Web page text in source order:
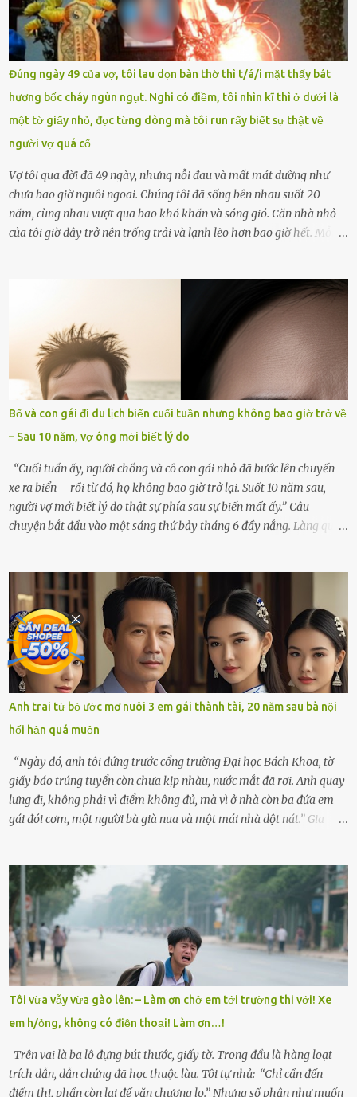
của nhà trường. Nam sinh này từng giành ngôi vô địch, mang về
vòng nguyệt quế cuộc thi tháng 1, quý I, Đường lên đỉnh Olympia
năm thứ 24. Quá trình giáo dục, học sinh Chu Ngọc Quang Vinh đã
nhận thức được nội dung bài viết của bản thân trên mạng xã hội
ngày 1.9 là chưa phù hợp nên đã chủ động gỡ bài viết và đăng bài
xin lỗi trên trang Facebook cá nhân. Chu Ngọc Quang Vinh làm việc
với cơ quan chức năng. Ảnh: Đơn vị cung...
Đúng ngày 49 của vợ, tôi lau dọn bàn thờ thì t/á/i mặt thấy bát
hương bốc cháy ngùn ngụt. Nghi có điềm, tôi nhìn kĩ thì ở dưới là
một tờ giấy nhỏ, đọc từng dòng mà tôi run rẩy biết sự thật về
người vợ quá cố
Vợ tôi qua đời đã 49 ngày, nhưng nỗi đau và mất mát dường như
chưa bao giờ nguôi ngoai. Chúng tôi đã sống bên nhau suốt 20
năm, cùng nhau vượt qua bao khó khăn và sóng gió. Căn nhà nhỏ
của tôi giờ đây trở nên trống trải và lạnh lẽo hơn bao giờ hết. Mỗi
rơi vào khoảng trống vô tận, chẳng còn muốn làm gì ngoài việc
ngồi lặng lẽ nhớ về cô ấy. Nhưng cuộc sống không cho phép tôi mãi
chìm đắm trong đau khổ. Họ hàng, bạn bè và những người thân
thiết đã đến bên, giúp tôi tổ chức tang lễ chu toàn. Và hôm nay là
ngày giỗ đầu tiên của vợ, 49 ngày sau khi cô ấy rời xa tôi mãi
mãi.Buổi sáng hôm đó, sau khi cúng cơm xong, tôi quyết định lên
sắp xếp lại bàn thờ vợ. Mọi thứ vẫn như mọi ngày, nhưng có điều gì
đó kỳ lạ mà tôi không thể giải thích được. Trong khoảnh khắc tôi
cúi xuống lau chùi bát hương, một luồng gió lạ thoáng qua, khiến
tôi giật mình. Và rồi, một chuyện kinh...
Bố và con gái đi du lịch biển cuối tuần nhưng không bao giờ trở về
– Sau 10 năm, vợ ông mới biết lý do
“Cuối tuần ấy, người chồng và cô con gái nhỏ đã bước lên chuyến
xe ra biển – rồi từ đó, họ không bao giờ trở lại. Suốt 10 năm sau,
người vợ mới biết lý do thật sự phía sau sự biến mất ấy.” Câu
chuyện bắt đầu vào một sáng thứ bảy tháng 6 đầy nắng. Làng quê
không kém. Ông Minh, vốn là một người đàn ông điềm đạm, ít nói,
hôm ấy lại đặc biệt vui vẻ. Ông chuẩn bị hành lý cho chuyến đi biển
cùng cô con gái 8 tuổi tên Thảo. “Em ở nhà nghỉ ngơi nhé, anh đưa
con đi biển hai ngày, để nó được ngắm sóng, nghịch cát. Về chắc nó
sẽ kể cho em nghe cả tuần không hết chuyện.” – Ông Minh cười
hiền, vuốt tóc vợ. Bà Hạnh nhìn chồng và con gái ríu rít chuẩn bị mà
lòng cũng rộn ràng. Bà vốn ít có dịp đi xa vì còn bận buôn bán ở chợ,
nên lần này cũng đành ở nhà. Thảo ôm chầm lấy mẹ trước khi đi:
“Con sẽ nhặt thật nhiều vỏ sò cho mẹ nhé!” Chiếc xe khách lăn
bánh rời khỏi bến...
Anh trai từ bỏ ước mơ nuôi 3 em gái thành tài, 20 năm sau bà nội
hối hận quá muộn
“Ngày đó, anh tôi đứng trước cổng trường Đại học Bách Khoa, tờ
giấy báo trúng tuyển còn chưa kịp nhàu, nước mắt đã rơi. Anh quay
lưng đi, không phải vì điểm không đủ, mà vì ở nhà còn ba đứa em
gái đói cơm, một người bà già nua và một mái nhà dột nát.” Gia
có tin tức. Mọi gánh nặng đổ dồn lên đôi vai gầy guộc của bà nội –
cụ Nguyễn Thị Đào – và cậu con trai cả là Trí, lúc đó mới chỉ 17 tuổi.
Trí là học sinh giỏi toàn huyện, học lớp 12 nhưng đã biết làm ruộng,
làm thuê, biết đi cày thuê từ 4h sáng rồi lại tất tả về đi học. Người
trong làng thương lắm, bảo: “Thằng Trí học giỏi mà hiền, sau này
nên ông này bà nọ đó!” Trí có ba cô em gái: Mai, Lan và Hương – ba
cái tên mẹ đặt lúc còn sống, mong tụi nhỏ sau này như hoa mai nở
giữa mùa đông. Nhưng hoa có đẹp mấy cũng cần đất màu, mà nhà
thì chỉ toàn đất sỏi đá và khốn khó. Năm đó, Trí đỗ Đại học Bách
Khoa Hà...
Tôi vừa vẫy vừa gào lên: – Làm ơn chở em tới trường thi với! Xe
em h/ỏng, không có điện thoại! Làm ơn…!
Trên vai là ba lô đựng bút thước, giấy tờ. Trong đầu là hàng loạt
trích dẫn, dẫn chứng đã học thuộc làu. Tôi tự nhủ: “Chỉ cần đến
điểm thi, phần còn lại để văn chương lo.” Nhưng số phận như muốn